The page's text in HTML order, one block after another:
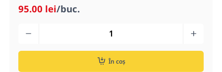
95.00 lei/buc.
În coș